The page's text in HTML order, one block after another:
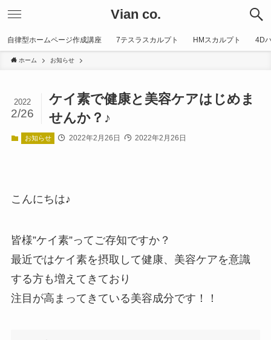
Vian co.
自律型ホームページ作成講座 7テスラスカルプト HMスカルプト 4D
ホーム お知らせ
ケイ素で健康と美容ケアはじめま
せんか？♪
2022
2/26
お知らせ 2022年2月26日 2022年2月26日
こんにちは♪
皆様”ケイ素”ってご存知ですか？
最近ではケイ素を摂取して健康、美容ケアを意識
する方も増えてきており
注目が高まってきている美容成分です！！